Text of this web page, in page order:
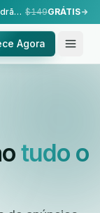
Configuração feita para você — configuração padrão, realizada pela nossa equipe. $149GRÁTIS
Agora
tudo o